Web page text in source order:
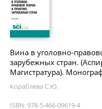
Вина в уголовно-
зарубежных стран.
Магистратура).
Кораблева С.Ю.
ISBN: 978-5-466-09619-4